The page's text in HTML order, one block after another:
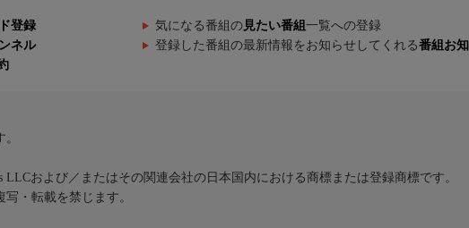
登録 気になる番組の 見たい番組 一覧への登録
ネル 登録した番組の最新情報をお知らせしてくれる番組お
および／またはその関連会社の日本国内における商標または登録商標です。
・転載を禁じます。